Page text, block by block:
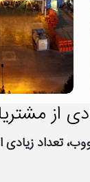
از